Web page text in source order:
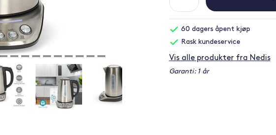
60 dagers åpent kjøp
Rask kundeservice
Vis alle produkter fra Nedis
Garanti: 1 år